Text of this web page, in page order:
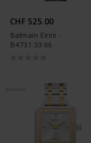
CHF 525.00
Balmain Eirini -
B4731.33.66
NOUVEAU